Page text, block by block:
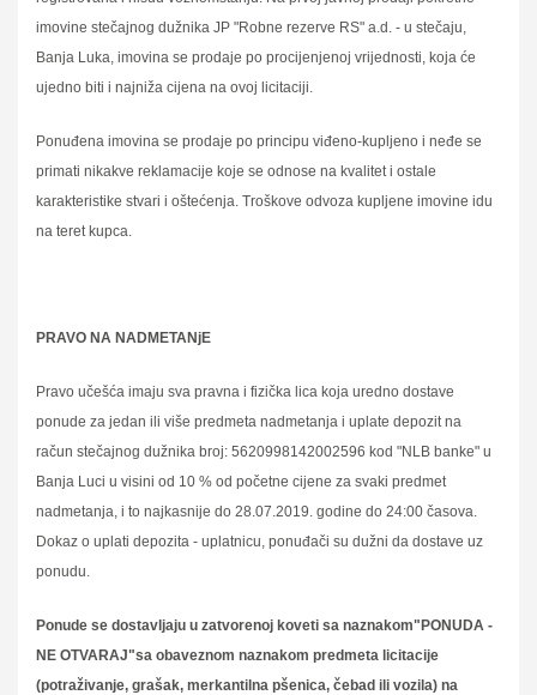
imovine stečajnog dužnika JP "Robne rezerve RS" a.d. - u stečaju,
Banja Luka, imovina se prodaje po procijenjenoj vrijednosti, koja će
ujedno biti i najniža cijena na ovoj licitaciji.
Ponuđena imovina se prodaje po principu viđeno-kupljeno i neđe se
primati nikakve reklamacije koje se odnose na kvalitet i ostale
karakteristike stvari i oštećenja. Troškove odvoza kupljene imovine idu
na teret kupca.
PRAVO NA NADMETANjE
Pravo učešća imaju sva pravna i fizička lica koja uredno dostave
ponude za jedan ili više predmeta nadmetanja i uplate depozit na
račun stečajnog dužnika broj: 5620998142002596 kod "NLB banke" u
Banja Luci u visini od 10 % od početne cijene za svaki predmet
nadmetanja, i to najkasnije do 28.07.2019. godine do 24:00 časova.
Dokaz o uplati depozita - uplatnicu, ponuđači su dužni da dostave uz
ponudu.
Ponude se dostavljaju u zatvorenoj koveti sa naznakom"PONUDA -
NE OTVARAJ"sa obaveznom naznakom predmeta licitacije
(potraživanje, grašak, merkantilna pšenica, čebad ili vozila) na